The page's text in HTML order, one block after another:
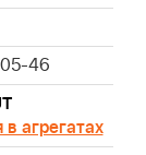
46
агрегатах